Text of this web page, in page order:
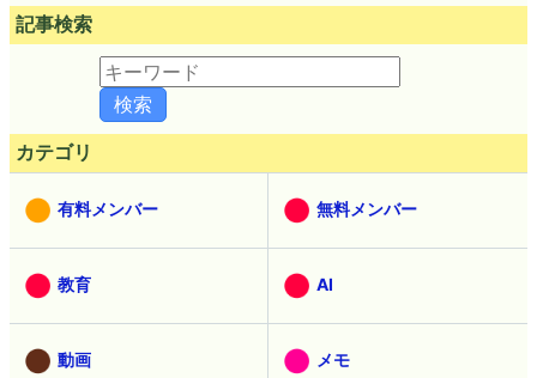
記事検索
カテゴリ
有料メンバー 無料メンバー
教育 AI
動画 メモ